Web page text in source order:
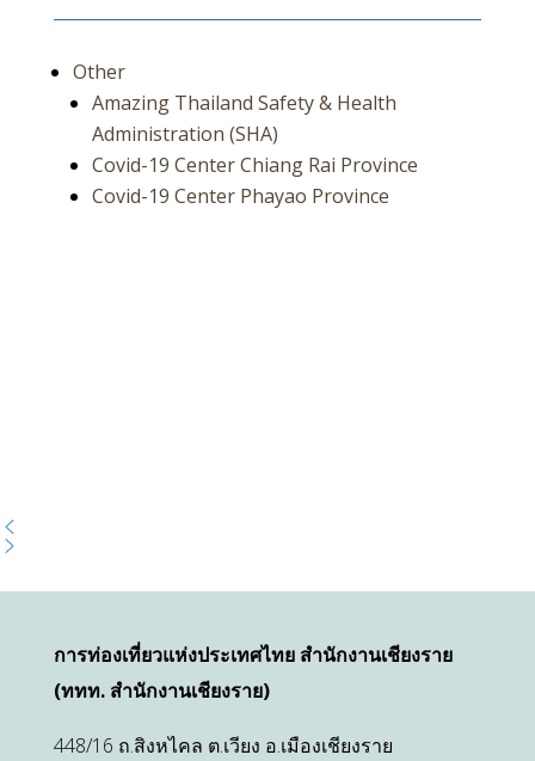
Other
Amazing Thailand Safety & Health
Administration (SHA)
Covid-19 Center Chiang Rai Province
Covid-19 Center Phayao Province
การท่องเที่ยวแห่งประเทศไทย สำนักงานเชียงราย
(ททท. สำนักงานเชียงราย)
448/16 ถ.สิงหไคล ต.เวียง อ.เมืองเชียงราย